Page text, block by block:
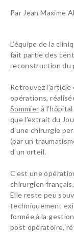
Par Jean Maxime
L’équipe de la
fait partie des
reconstruction du
Retrouvez
opérations,
Sommier à
que l’extrait du
d’une chirurgie
(par un
d’un orteil.
C’est une
chirurgien
Elle reste peu
techniquement
formée à la
post opératoire,